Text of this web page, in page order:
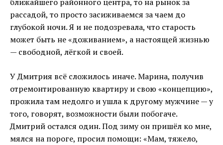
рассадой, то просто засиживаемся за чаем до
глубокой ночи. Я и не подозревала, что старость
может быть не «доживанием», а настоящей жизнью
— свободной, лёгкой и своей.
У Дмитрия всё сложилось иначе. Марина, получив
отремонтированную квартиру и свою «концепцию»,
прожила там недолго и ушла к другому мужчине — у
того, говорят, возможности были побогаче.
Дмитрий остался один. Под зиму он пришёл ко мне,
мялся на пороге, просил помощи: «Мам, тяжело,